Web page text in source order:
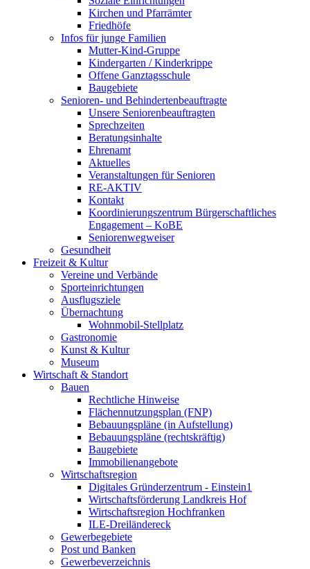
Kirchen und Pfarrämter
Friedhöfe
Infos für junge Familien
Mutter-Kind-Gruppe
Kindergarten / Kinderkrippe
Offene Ganztagsschule
Baugebiete
Senioren- und Behindertenbeauftragte
Unsere Seniorenbeauftragten
Sprechzeiten
Beratungsinhalte
Ehrenamt
Aktuelles
Veranstaltungen für Senioren
RE-AKTIV
Kontakt
Koordinierungszentrum Bürgerschaftliches
Engagement – KoBE
Seniorenwegweiser
Gesundheit
Freizeit & Kultur
Vereine und Verbände
Sporteinrichtungen
Ausflugsziele
Übernachtung
Wohnmobil-Stellplatz
Gastronomie
Kunst & Kultur
Museum
Wirtschaft & Standort
Bauen
Rechtliche Hinweise
Flächennutzungsplan (FNP)
Bebauungspläne (in Aufstellung)
Bebauungspläne (rechtskräftig)
Baugebiete
Immobilienangebote
Wirtschaftsregion
Digitales Gründerzentrum - Einstein1
Wirtschaftsförderung Landkreis Hof
Wirtschaftsregion Hochfranken
ILE-Dreiländereck
Gewerbegebiete
Post und Banken
Gewerbeverzeichnis